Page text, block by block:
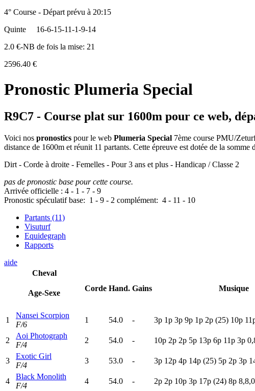
4° Course - Départ prévu à 20:15
Quinte
16-6-15-11-1-9-14
2.0 €-NB de fois la mise: 21
2596.40 €
Pronostic Plumeria Special
R9C7 - Course plat sur 1600m pour ce web,
Voici nos pronostics pour le web Plumeria Special 7ème course PMU/
distance de 1600m et réunit 11 partants. Cette épreuve est dotée de la somme
Dirt - Corde à droite - Femelles - Pour 3 ans et plus - Handicap / Classe 2
pas de pronostic base pour cette course.
Arrivée officielle : 4 - 1 - 7 - 9
Pronostic spéculatif base: 1 - 9 - 2 complément: 4 - 11 - 10
Partants (11)
Visuturf
Equidegraph
Rapports
aide
Cheval
Age-Sexe
Corde Hand. Gains Musique
1
Nansei Scorpion
F/6
1 54.0 - 3p 1p 3p 9p 1p 2p (25) 10p
2
Aoi Photograph
F/4
2 54.0 - 10p 2p 2p 5p 13p 6p 11p 3p
3
Exotic Girl
F/4
3 53.0 - 3p 12p 4p 14p (25) 5p 2p 3p
4
Black Monolith
F/4
4 54.0 - 2p 2p 10p 3p 17p (24) 8p